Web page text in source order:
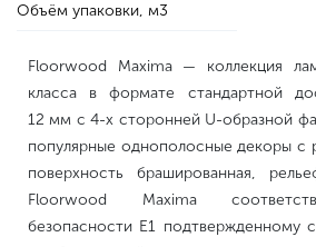
Объём упаковки, м3
Floorwood Maxima — коллекция
класса в формате стандартной
12 мм с 4-х сторонней U-образной
популярные однополосные декоры с
поверхность брашированная,
Floorwood Maxima
безопасности Е1 подтвержденному